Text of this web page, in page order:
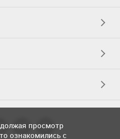
просмотр
ознакомились с